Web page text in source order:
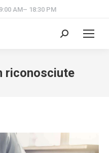
AM– 18:30 PM
Cerca:
riconosciute